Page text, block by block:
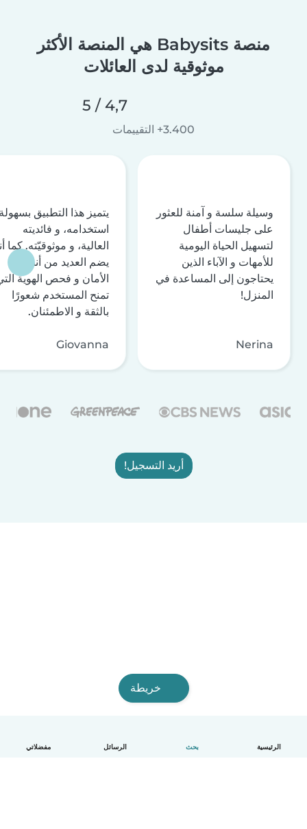
الرئيسية بحث الرسائل مفضلاتي
منصة Babysits هي المنصة الأكثر
موثوقية لدى العائلات
4,7 / 5
3.400+ التقييمات
وسيلة سلسة و آمنة للعثور
على جليسات أطفال
لتسهيل الحياة اليومية
للأمهات و الآباء الذين
يحتاجون إلى المساعدة في
المنزل!
Nerina
يتميز هذا التطبيق
استخدامه، و فائديته
العالية، و موثوقيّته. كما
يضم العديد من أنظمة
الأمان و فحص الهوية
تمنح المستخدم شعورًا
بالثقة و الاطمئنان.
Giovanna
أريد التسجيل!
خريطة